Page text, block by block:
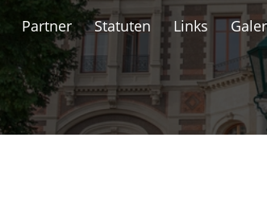
Partner Statuten Links